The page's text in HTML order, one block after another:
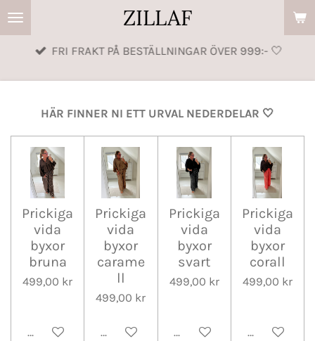
Hoppa
till
huvudinnehållet
ZILLAF
FRI FRAKT PÅ BESTÄLLNINGAR ÖVER 999:- 🤍
HÄR FINNER NI ETT URVAL NEDERDELAR 🤍
Prickiga
vida
byxor
bruna
499,00 kr
Lägg till i varukorg
Prickiga
vida
byxor
carame
ll
499,00 kr
Lägg till i varukorg
Prickiga
vida
byxor
svart
499,00 kr
Lägg till i varukorg
Prickiga
vida
byxor
corall
499,00 kr
Lägg till i